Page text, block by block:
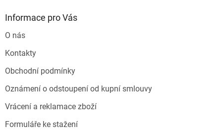
Informace pro Vás
O nás
Kontakty
Obchodní podmínky
Oznámení o odstoupení od kupní smlouvy
Vrácení a reklamace zboží
Formuláře ke stažení